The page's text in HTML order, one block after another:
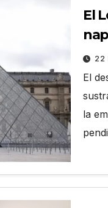
El
22
El
la